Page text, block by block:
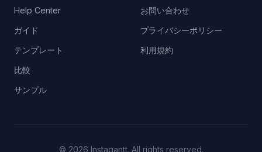
Help Center
ガイド
テンプレート
比較
サンプル
お問い合わせ
プライバシーポリシー
利用規約
© 2026 Instagantt. All rights reserved.